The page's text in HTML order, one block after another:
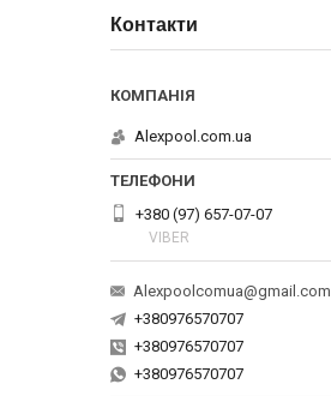
Контакти
Alexpool.com.ua
+380 (97) 657-07-07
VIBER
Alexpoolcomua@gmail.com
+380976570707
+380976570707
+380976570707